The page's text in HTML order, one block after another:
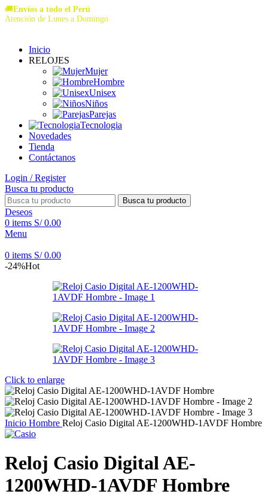
🚚Envíos a todo el Perú
Atención de Lunes a Domingo
Inicio
RELOJES
Mujer
Hombre
Unisex
Niños
Parejas
Tecnologia
Novedades
Tienda
Contáctanos
Login / Register
Busca tu producto
Busca tu producto
Deseos
0 items S/0.00
Menu
0 items S/0.00
-24%Hot
Click to enlarge
Inicio Hombre Reloj Casio Digital AE-1200WHD-1AVDF Hombre
Reloj Casio Digital AE-
1200WHD-1AVDF Hombre